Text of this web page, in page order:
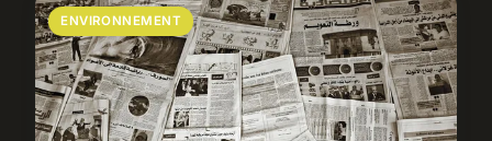
ENVIRONNEMENT